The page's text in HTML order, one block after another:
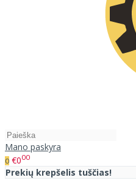
Mano paskyra
0 €000
Prekių krepšelis tuščias!